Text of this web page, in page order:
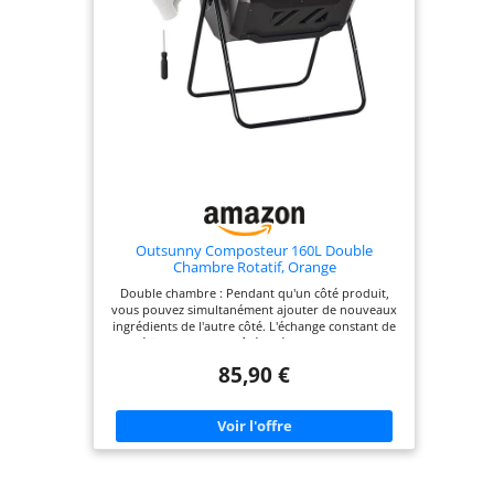
préparateur à compost est livré avec des portes
coulissantes pratiques. Caractéristiques du
produit : dimensions totales : 71 L x 65 l x 96 H ;
dimensions du seau : Ø 60 x 65 L ; capacité : 160 L.
Outsunny Composteur 160L Double
Chambre Rotatif, Orange
Double chambre : Pendant qu'un côté produit,
vous pouvez simultanément ajouter de nouveaux
ingrédients de l'autre côté. L'échange constant de
matériaux des deux côtés crée un cycle, et vous
Design rotatif : Le système rotatif à 360° élimine le
avec des déchets, fermez la porte et tournez tous
les deux jours. Système de ventilation : Ce
composteur rotatif de 160L est équipé de 16 trous
de ventilation. Les organismes de compostage
85,90 €